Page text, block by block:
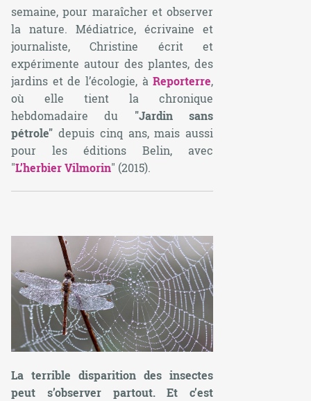
semaine, pour maraîcher et observer
la nature. Médiatrice, écrivaine et
journaliste, Christine écrit et
expérimente autour des plantes, des
jardins et de l’écologie, àReporterre,
où elle tient la chronique
hebdomadaire du "Jardin sans
pétrole" depuis cinq ans, mais aussi
pour les éditions Belin, avec
"L’herbier Vilmorin" (2015).
La terrible disparition des insectes
peut s’observer partout. Et c’est